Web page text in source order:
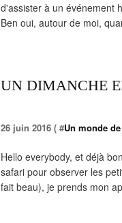
d'assister à un événement
Ben oui, autour de moi,
UN DIMANCHE
26 juin 2016 ( #Un monde
Hello everybody, et déjà
safari pour observer les
fait beau), je prends mon